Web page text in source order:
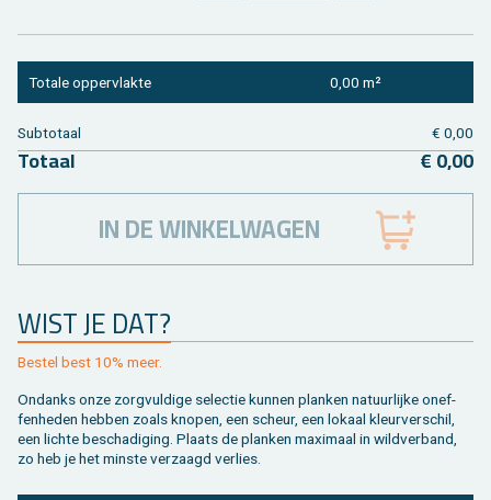
WIST JE DAT?
Be­stel best 10% meer.
On­danks onze zorg­vul­di­ge se­lec­tie kun­nen plan­ken na­tuur­lij­ke on­ef­
fen­he­den heb­ben zoals kno­pen, een scheur, een lo­kaal kleur­ver­schil,
een lich­te be­scha­di­ging. Plaats de plan­ken maxi­maal in wild­ver­band,
zo heb je het min­ste ver­zaagd ver­lies.
To­ta­le op­per­vlak­te 0,00 m²
Sub­to­taal € 0,00
To­taal € 0,00
IN DE WINKELWAGEN